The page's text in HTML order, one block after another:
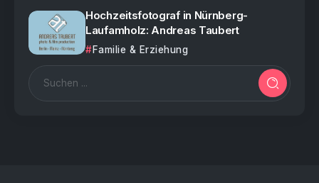
Hochzeitsfotograf in Nürnberg-
Laufamholz: Andreas Taubert
Familie & Erziehung